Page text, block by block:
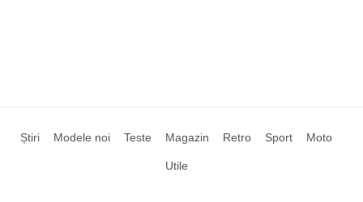
Știri Modele noi Teste Magazin Retro Sport Moto
Utile